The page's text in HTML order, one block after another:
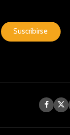
Suscribirse